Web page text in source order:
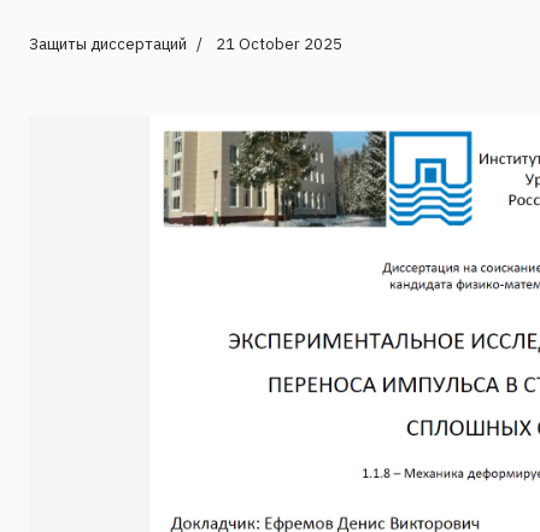
Защиты диссертаций 21 October 2025